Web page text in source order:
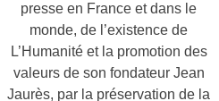
presse en France et dans le
monde, de l’existence de
L’Humanité et la promotion des
valeurs de son fondateur Jean
Jaurès, par la préservation de la